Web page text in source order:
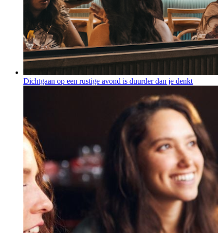
Dichtgaan op een rustige avond is duurder dan je denkt